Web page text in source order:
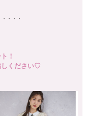
・・・
！
しください♡